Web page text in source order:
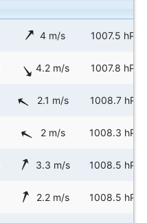
4 m/s 1007.5 hPa
4.2 m/s 1007.8 hPa
2.1 m/s 1008.7 hPa
2 m/s 1008.3 hPa
3.3 m/s 1008.5 hPa
2.2 m/s 1008.5 hPa